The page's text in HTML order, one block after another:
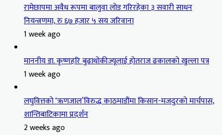
रामेछापमा अवैध रूपमा बालुवा लोड गरिरहेका ३ सवारी साधन
नियन्त्रणमा, रु ६७ हजार ५ सय जरिवाना
1 week ago
माननीय डा. कृष्णहरि बुढाथोकीज्यूलाई होतराज ढकालको खुल्ला पत्र
1 week ago
लघुवित्तको ‘ऋणजाल’विरुद्ध काठमाडौंमा किसान-मजदुरको मार्चपास,
शान्तिबाटिकामा प्रदर्शन
2 weeks ago